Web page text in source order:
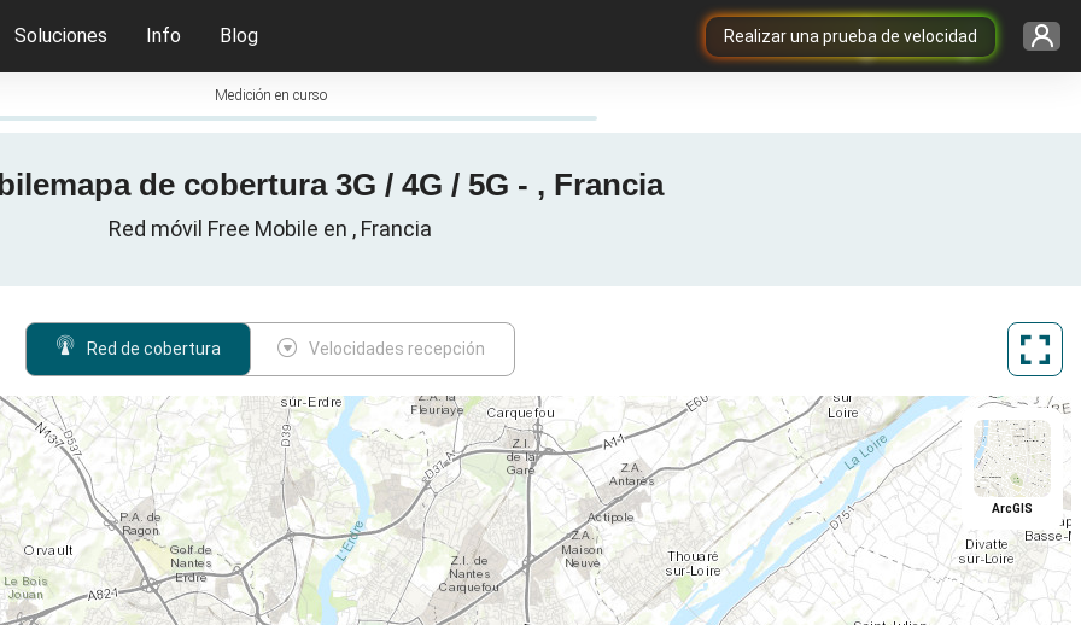
Realizar una prueba de velocidad
Soluciones Info Blog
Medición en curso
de cobertura 3G / 4G / 5G - , Francia
Red móvil Free Mobile en , Francia
Red de cobertura Velocidades recepción
ArcGIS